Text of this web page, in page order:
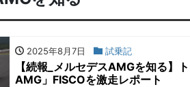
2025年8月7日 試乗記
【続報_メルセデスAMGを知る
AMG」FISCOを激走レポート